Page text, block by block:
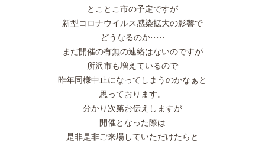
とことこ市の予定ですが
新型コロナウイルス感染拡大の影響で
どうなるのか·····
まだ開催の有無の連絡はないのですが
所沢市も増えているので
昨年同様中止になってしまうのかなぁと
思っております。
分かり次第お伝えしますが
開催となった際は
是非是非ご来場していただけたらと